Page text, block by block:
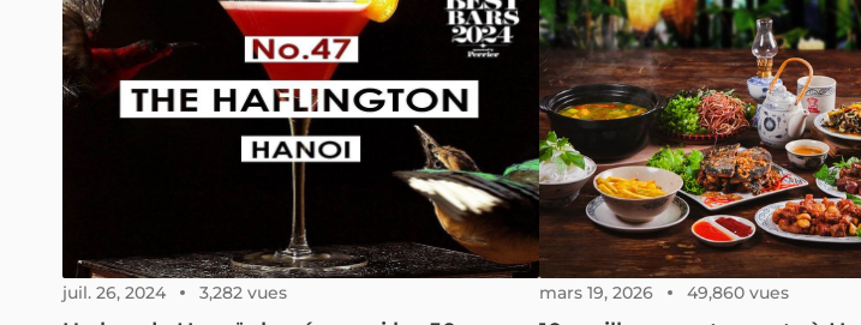
juil. 26, 2024 3,282 vues mars 19, 2026 49,860 vues